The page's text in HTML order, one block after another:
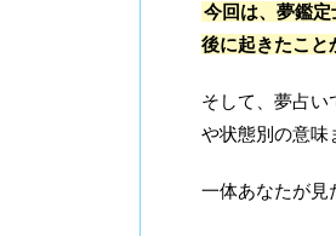
今回は、夢鑑
後に起きたこと
そして、夢占い
や状態別の意味
一体あなたが見